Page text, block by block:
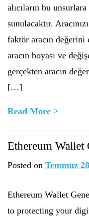
alıcıların bu
sunulacaktır.
faktör aracın
aracın boyası ve
gerçekten aracın
[…]
Read More >
Ethereum Wallet
Posted on Temmuz
Ethereum Wallet
to protecting your